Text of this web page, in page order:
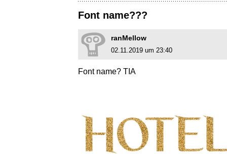
Font name???
ranMellow
02.11.2019 um 23:40
Font name? TIA